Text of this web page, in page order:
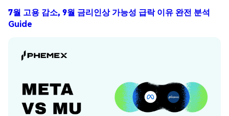
7월 고용 감소, 9월 금리인상 가능성 급락 이유 완전 분석
Guide